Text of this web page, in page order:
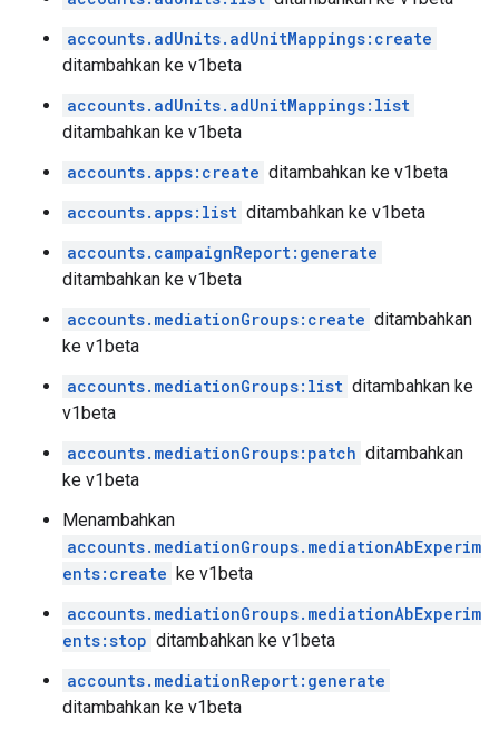
accounts.adUnits.adUnitMappings:create
ditambahkan ke v1beta
accounts.adUnits.adUnitMappings:list
ditambahkan ke v1beta
accounts.apps:create ditambahkan ke v1beta
accounts.apps:list ditambahkan ke v1beta
accounts.campaignReport:generate
ditambahkan ke v1beta
accounts.mediationGroups:create ditambahkan
ke v1beta
accounts.mediationGroups:list ditambahkan ke
v1beta
accounts.mediationGroups:patch ditambahkan
ke v1beta
Menambahkan
accounts.mediationGroups.mediationAbExperim
ents:create ke v1beta
accounts.mediationGroups.mediationAbExperim
ents:stop ditambahkan ke v1beta
accounts.mediationReport:generate
ditambahkan ke v1beta